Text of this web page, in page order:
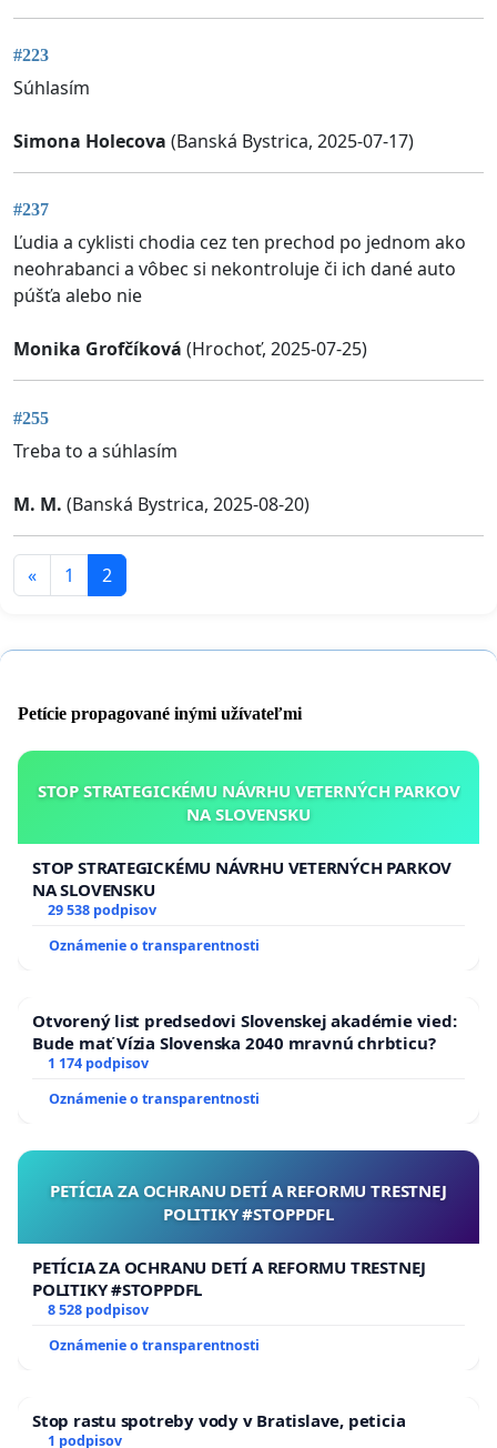
#223
Súhlasím
Simona Holecova (Banská Bystrica, 2025-07-17)
#237
Ľudia a cyklisti chodia cez ten prechod po jednom ako
neohrabanci a vôbec si nekontroluje či ich dané auto
púšťa alebo nie
Monika Grofčíková (Hrochoť, 2025-07-25)
#255
Treba to a súhlasím
M. M. (Banská Bystrica, 2025-08-20)
« 1 2
Petície propagované inými užívateľmi
STOP STRATEGICKÉMU NÁVRHU VETERNÝCH PARKOV
NA SLOVENSKU
STOP STRATEGICKÉMU NÁVRHU VETERNÝCH PARKOV
NA SLOVENSKU
29 538 podpisov
Oznámenie o transparentnosti
Otvorený list predsedovi Slovenskej akadémie vied:
Bude mať Vízia Slovenska 2040 mravnú chrbticu?
1 174 podpisov
Oznámenie o transparentnosti
PETÍCIA ZA OCHRANU DETÍ A REFORMU TRESTNEJ
POLITIKY #STOPPDFL
PETÍCIA ZA OCHRANU DETÍ A REFORMU TRESTNEJ
POLITIKY #STOPPDFL
8 528 podpisov
Oznámenie o transparentnosti
Stop rastu spotreby vody v Bratislave, peticia
1 podpisov